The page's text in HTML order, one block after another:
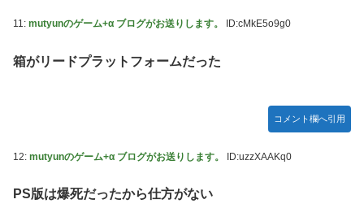
11: mutyunのゲーム+α ブログがお送りします。 ID:cMkE5o9g0
箱がリードプラットフォームだった
コメント欄へ引用
12: mutyunのゲーム+α ブログがお送りします。 ID:uzzXAAKq0
PS版は爆死だったから仕方がない